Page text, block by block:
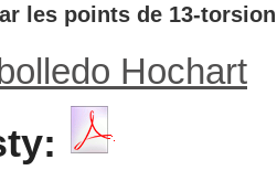
les points de 13-
Hochart